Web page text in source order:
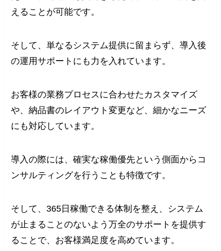
えることが可能です。
そして、単なるシステム提供に留まらず、導入後
の運用サポートにも力を入れています。
お客様の業務プロセスに合わせたカスタマイズ
や、納品書のレイアウト変更など、細かなニーズ
にも対応しています。
導入の際には、確実な稼働優先という側面からコ
ンサルティングを行うことも特徴です。
そして、365日稼働できる体制を整え、システム
が止まることのないよう万全のサポートを提供す
ることで、お客様満足度を高めています。